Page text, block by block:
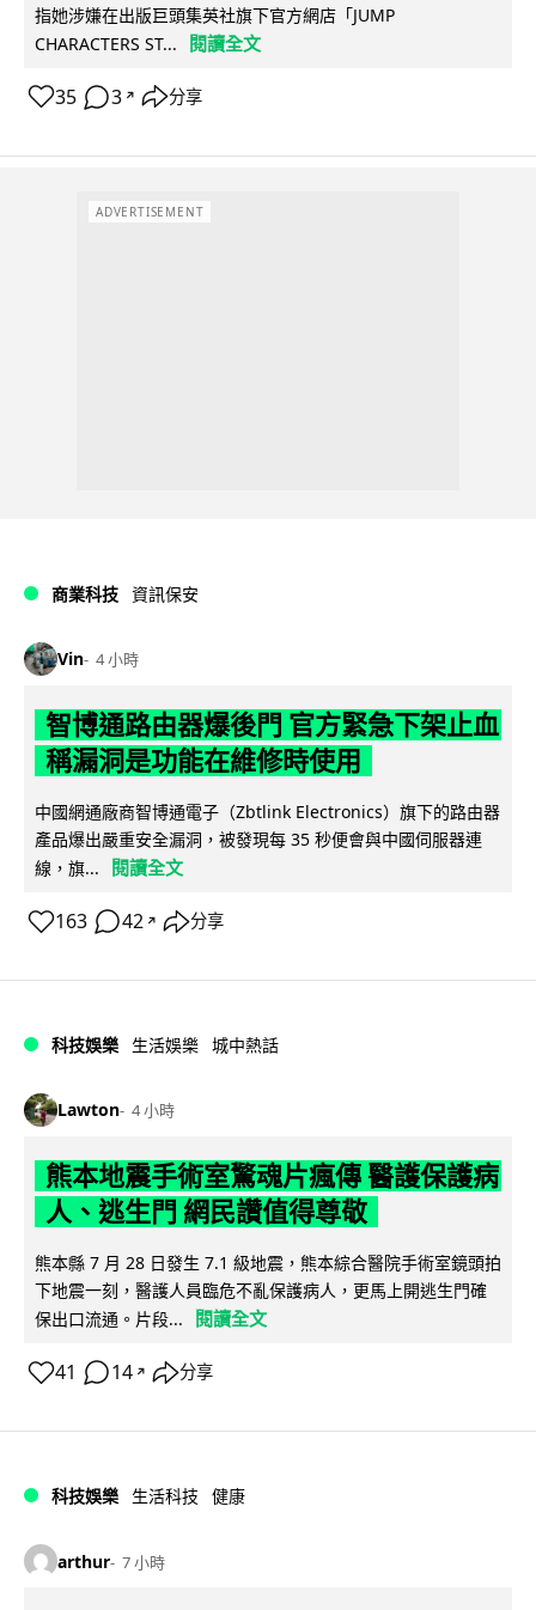
指她涉嫌在出版巨頭集英社旗下官方網店「JUMP
CHARACTERS ST...
閱讀全文
35 3 ↗ 分享
ADVERTISEMENT
商業科技 資訊保安
Vin 4 小時
智博通路由器爆後門 官方緊急下架止血
稱漏洞是功能在維修時使用
中國網通廠商智博通電子（Zbtlink Electronics）旗下的路由器
產品爆出嚴重安全漏洞，被發現每 35 秒便會與中國伺服器連
線，旗...
閱讀全文
163 42 ↗ 分享
科技娛樂 生活娛樂 城中熱話
Lawton 4 小時
熊本地震手術室驚魂片瘋傳 醫護保護病
人、逃生門 網民讚值得尊敬
熊本縣 7 月 28 日發生 7.1 級地震，熊本綜合醫院手術室鏡頭拍
下地震一刻，醫護人員臨危不亂保護病人，更馬上開逃生門確
保出口流通。片段...
閱讀全文
41 14 ↗ 分享
科技娛樂 生活科技 健康
arthur 7 小時